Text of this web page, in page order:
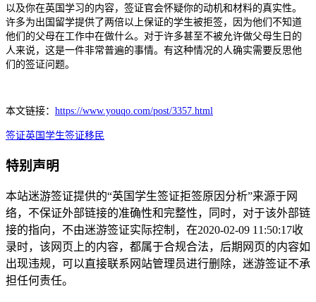
以及你在英国学习的内容，签证官会怀疑你的动机和材料的真实性。
许多为出国留学提供了两倍以上保证的学生被拒签，因为他们不知道
他们的父母在工作中在做什么。对于许多甚至不被允许做父母生日的
人来说，这是一件非常普遍的事情。有这种情况的人确实需要反思他
们的签证问题。
本文链接： https://www.youqo.com/post/3357.html
签证英国学生签证移民
特别声明
本站迷游签证提供的“英国学生签证拒签原因分析”来源于网
络，不保证外部链接的准确性和完整性，同时，对于该外部链
接的指向，不由迷游签证实际控制，在2020-02-09 11:50:17收
录时，该网页上的内容，都属于合规合法，后期网页的内容如
出现违规，可以直接联系网站管理员进行删除，迷游签证不承
担任何责任。